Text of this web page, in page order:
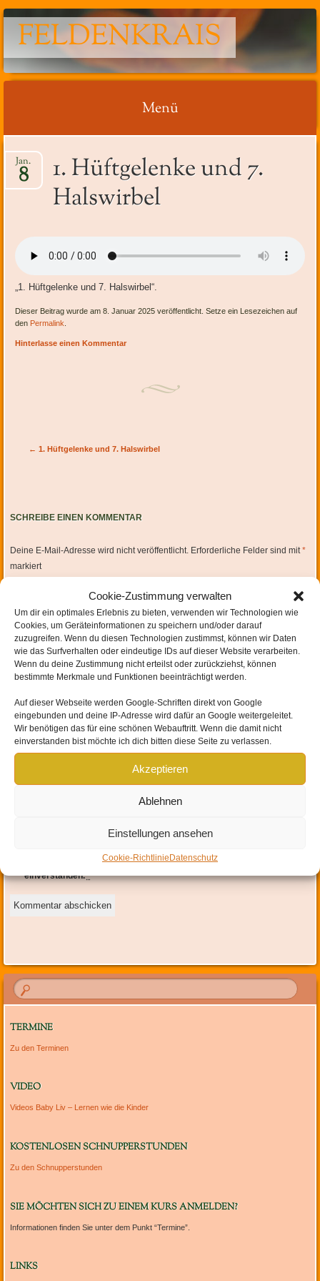
Cookie-Zustimmung verwalten
Um dir ein optimales Erlebnis zu bieten, verwenden wir Technologien wie
Cookies, um Geräteinformationen zu speichern und/oder darauf
zuzugreifen. Wenn du diesen Technologien zustimmst, können wir Daten
wie das Surfverhalten oder eindeutige IDs auf dieser Website verarbeiten.
Wenn du deine Zustimmung nicht erteilst oder zurückziehst, können
bestimmte Merkmale und Funktionen beeinträchtigt werden.
Auf dieser Webseite werden Google-Schriften direkt von Google
eingebunden und deine IP-Adresse wird dafür an Google weitergeleitet.
Wir benötigen das für eine schönen Webauftritt. Wenn die damit nicht
einverstanden bist möchte ich dich bitten diese Seite zu verlassen.
Akzeptieren
Ablehnen
Einstellungen ansehen
Cookie-Richtlinie Datenschutz
FELDENKRAIS
Menü
zum
1. Hüftgelenke und 7.
Halswirbel
Jan.
8
„1. Hüftgelenke und 7. Halswirbel“.
Dieser Beitrag wurde am 8. Januar 2025 veröffentlicht. Setze ein Lesezeichen auf
den Permalink
Hinterlasse einen Kommentar
Artikel-Navigation
← 1. Hüftgelenke und 7. Halswirbel
SCHREIBE EINEN KOMMENTAR
Deine E-Mail-Adresse wird nicht veröffentlicht. Erforderliche Felder sind mit*
markiert
Name*
Speicherung und Verarbeitung deiner Daten durch diese Website
einverstanden.*
TERMINE
Zu den Terminen
VIDEO
Videos Baby Liv – Lernen wie die Kinder
KOSTENLOSEN SCHNUPPERSTUNDEN
Zu den Schnupperstunden
SIE MÖCHTEN SICH ZU EINEM KURS ANMELDEN?
Informationen finden Sie unter dem Punkt “Termine”.
LINKS